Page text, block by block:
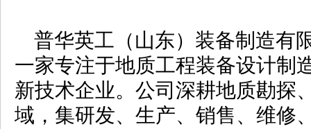
普华英工（山东）装备制造有
一家专注于地质工程装备设计制
新技术企业。公司深耕地质勘探
域，集研发、生产、销售、维修